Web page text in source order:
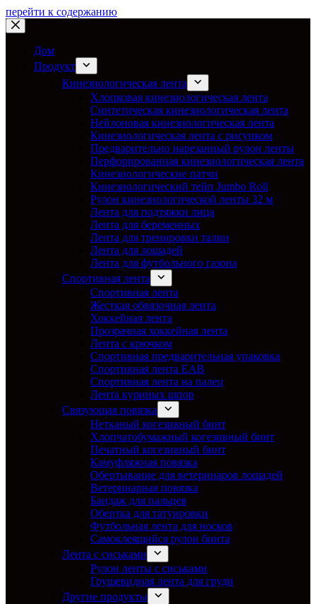
перейти к содержанию
Дом
Продукт
Кинезиологическая лента
Хлопковая кинезиологическая лента
Синтетическая кинезиологическая лента
Нейлоновая кинезиологическая лента
Кинезиологическая лента с рисунком
Предварительно нарезанный рулон ленты
Перфорированная кинезиологическая лента
Кинезиологические патчи
Кинезиологический тейп Jumbo Roll
Рулон кинезиологической ленты 32 м
Лента для подтяжки лица
Лента для беременных
Лента для тренировки талии
Лента для лошадей
Лента для футбольного газона
Спортивная лента
Спортивная лента
Жесткая обвязочная лента
Хоккейная лента
Прозрачная хоккейная лента
Лента с крючком
Спортивная предварительная упаковка
Спортивная лента EAB
Спортивная лента на палец
Лента куриных шпор
Связующая повязка
Нетканый когезивный бинт
Хлопчатобумажный когезивный бинт
Печатный когезивный бинт
Камуфляжная повязка
Обертывание для ветеринаров лошадей
Ветеринарная повязка
Бандаж для пальцев
Обертка для татуировки
Футбольная лента для носков
Самоклеящийся рулон бинта
Лента с сиськами
Рулон ленты с сиськами
Грушевидная лента для груди
Другие продукты